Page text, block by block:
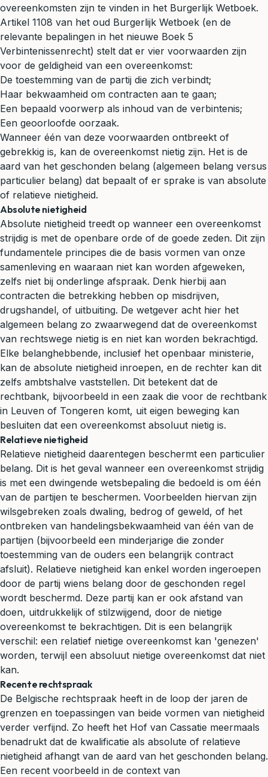
overeenkomsten zijn te vinden in het Burgerlijk Wetboek.
Artikel 1108 van het oud Burgerlijk Wetboek (en de
relevante bepalingen in het nieuwe Boek 5
Verbintenissenrecht) stelt dat er vier voorwaarden zijn
voor de geldigheid van een overeenkomst:
De toestemming van de partij die zich verbindt;
Haar bekwaamheid om contracten aan te gaan;
Een bepaald voorwerp als inhoud van de verbintenis;
Een geoorloofde oorzaak.
Wanneer één van deze voorwaarden ontbreekt of
gebrekkig is, kan de overeenkomst nietig zijn. Het is de
aard van het geschonden belang (algemeen belang versus
particulier belang) dat bepaalt of er sprake is van absolute
of relatieve nietigheid.
Absolute nietigheid
Absolute nietigheid treedt op wanneer een overeenkomst
strijdig is met de openbare orde of de goede zeden. Dit zijn
fundamentele principes die de basis vormen van onze
samenleving en waaraan niet kan worden afgeweken,
zelfs niet bij onderlinge afspraak. Denk hierbij aan
contracten die betrekking hebben op misdrijven,
drugshandel, of uitbuiting. De wetgever acht hier het
algemeen belang zo zwaarwegend dat de overeenkomst
van rechtswege nietig is en niet kan worden bekrachtigd.
Elke belanghebbende, inclusief het openbaar ministerie,
kan de absolute nietigheid inroepen, en de rechter kan dit
zelfs ambtshalve vaststellen. Dit betekent dat de
rechtbank, bijvoorbeeld in een zaak die voor de rechtbank
in Leuven of Tongeren komt, uit eigen beweging kan
besluiten dat een overeenkomst absoluut nietig is.
Relatieve nietigheid
Relatieve nietigheid daarentegen beschermt een particulier
belang. Dit is het geval wanneer een overeenkomst strijdig
is met een dwingende wetsbepaling die bedoeld is om één
van de partijen te beschermen. Voorbeelden hiervan zijn
wilsgebreken zoals dwaling, bedrog of geweld, of het
ontbreken van handelingsbekwaamheid van één van de
partijen (bijvoorbeeld een minderjarige die zonder
toestemming van de ouders een belangrijk contract
afsluit). Relatieve nietigheid kan enkel worden ingeroepen
door de partij wiens belang door de geschonden regel
wordt beschermd. Deze partij kan er ook afstand van
doen, uitdrukkelijk of stilzwijgend, door de nietige
overeenkomst te bekrachtigen. Dit is een belangrijk
verschil: een relatief nietige overeenkomst kan 'genezen'
worden, terwijl een absoluut nietige overeenkomst dat niet
kan.
Recente rechtspraak
De Belgische rechtspraak heeft in de loop der jaren de
grenzen en toepassingen van beide vormen van nietigheid
verder verfijnd. Zo heeft het Hof van Cassatie meermaals
benadrukt dat de kwalificatie als absolute of relatieve
nietigheid afhangt van de aard van het geschonden belang.
Een recent voorbeeld in de context van